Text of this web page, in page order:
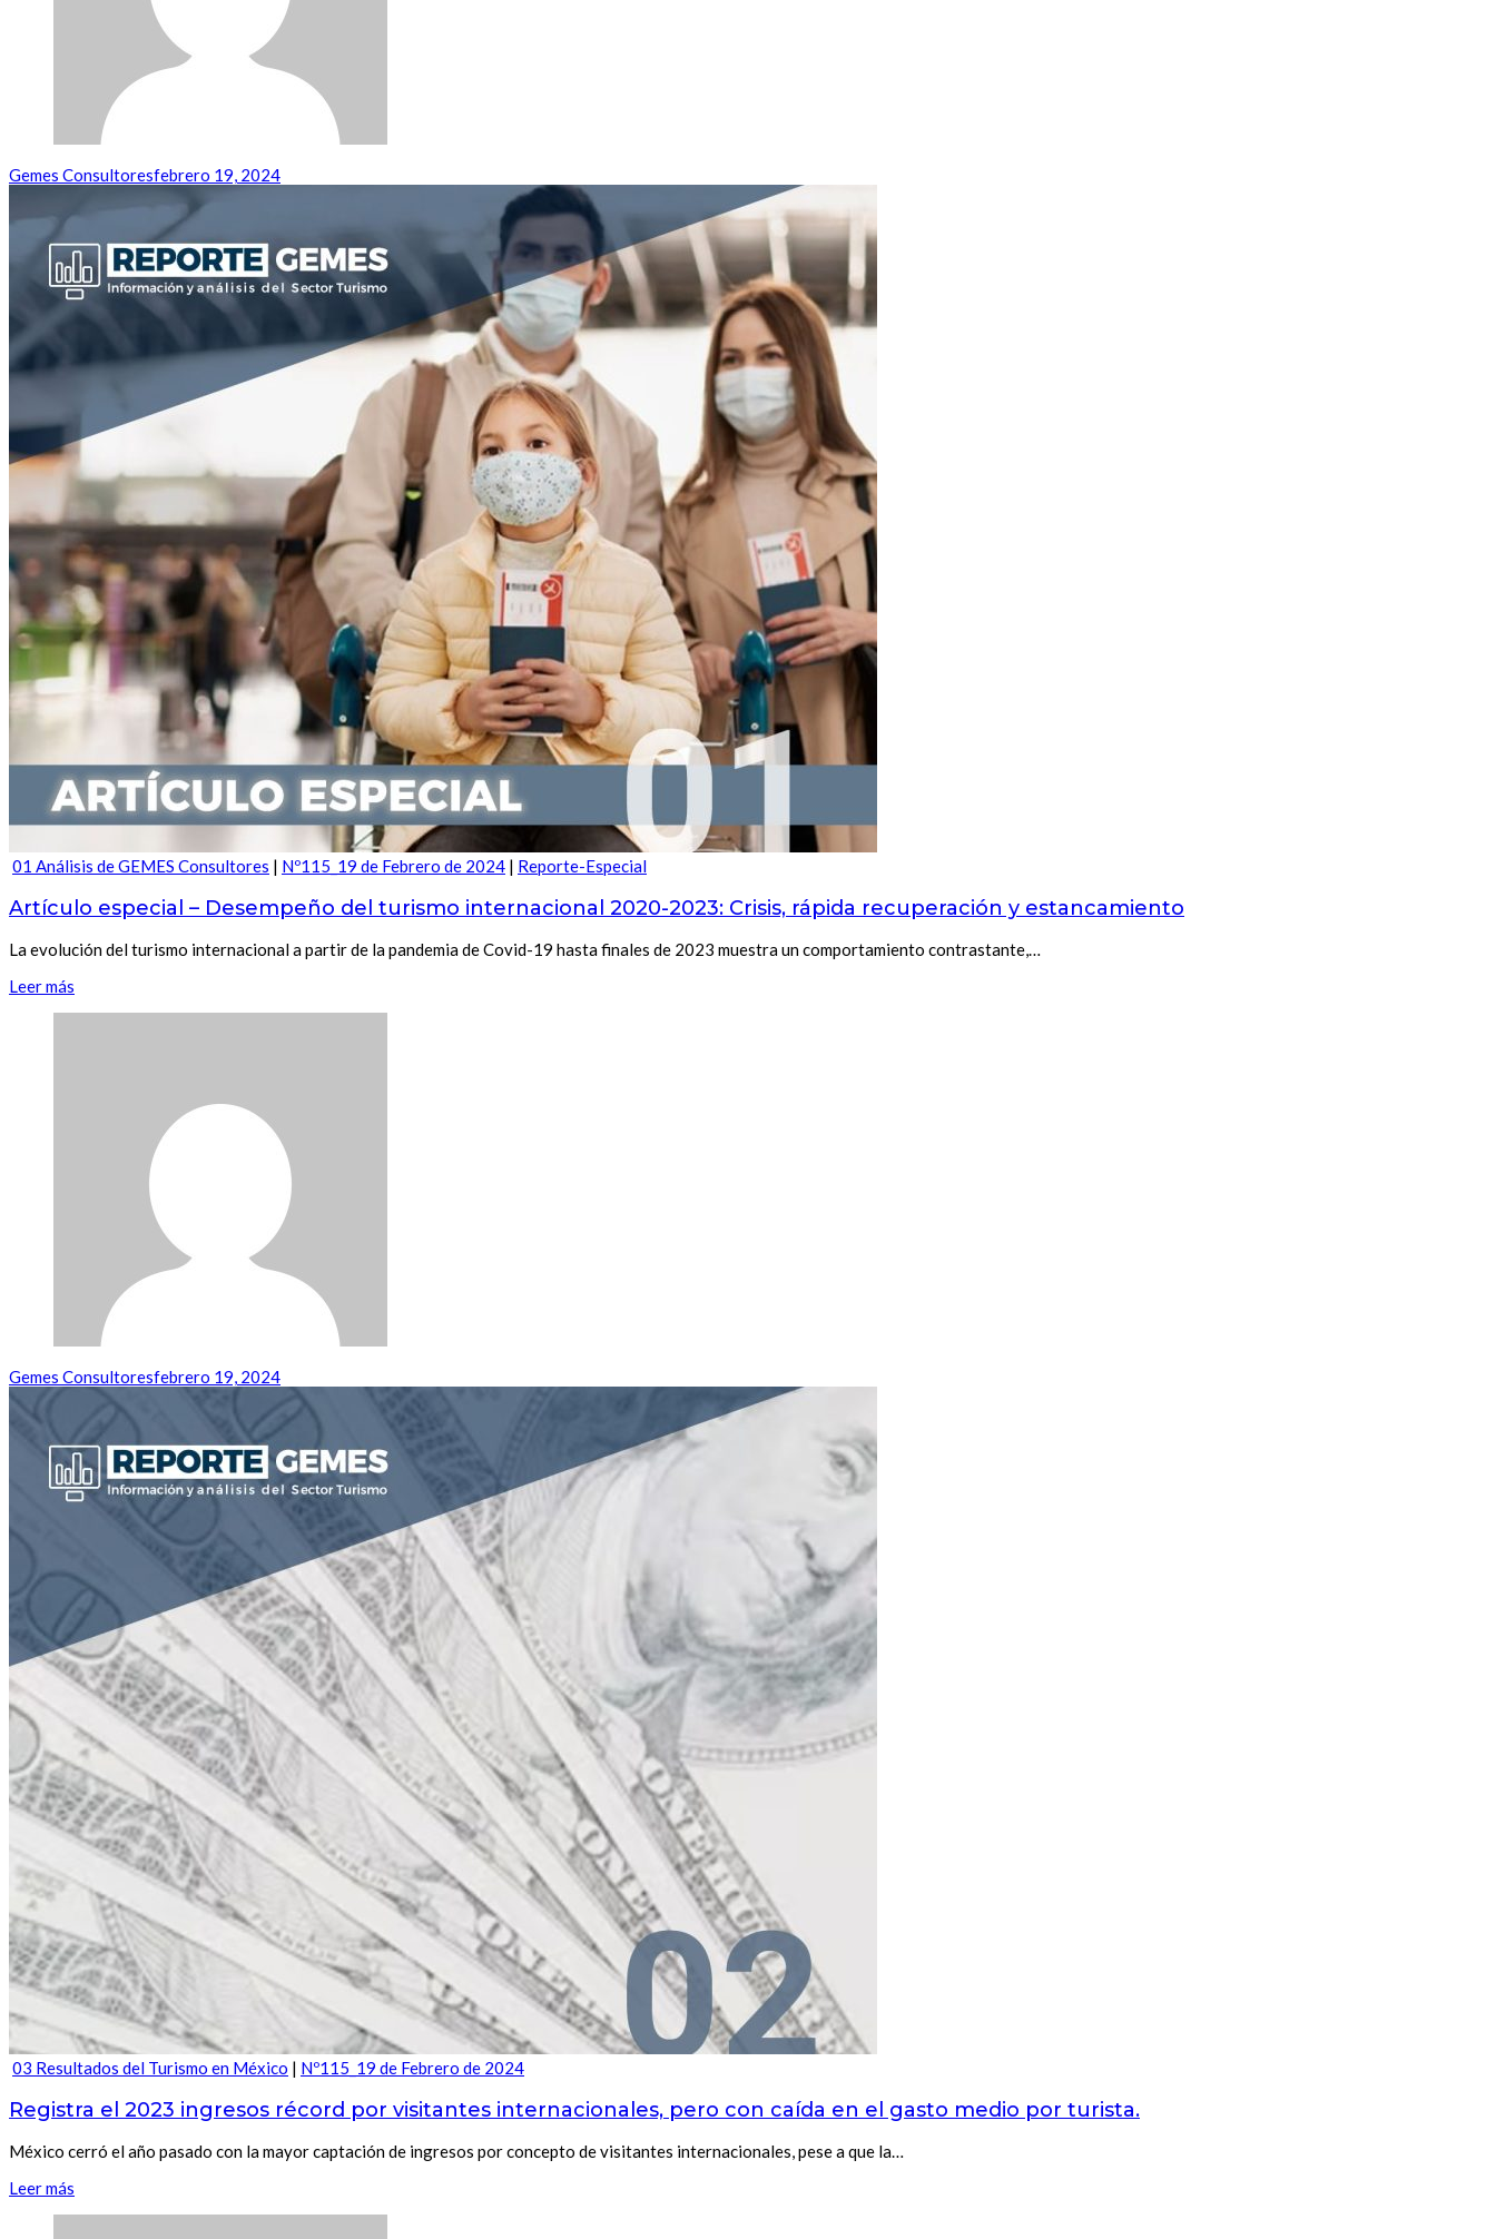
Gemes Consultoresfebrero 19, 2024
01 Análisis de GEMES Consultores | Nº115_19 de Febrero de 2024 | Reporte-Especial
Artículo especial – Desempeño del turismo internacional 2020-2023: Crisis, rápida recuperación y estancamiento
La evolución del turismo internacional a partir de la pandemia de Covid-19 hasta finales de 2023 muestra un comportamiento contrastante,…
Leer más
Gemes Consultoresfebrero 19, 2024
03 Resultados del Turismo en México | Nº115_19 de Febrero de 2024
Registra el 2023 ingresos récord por visitantes internacionales, pero con caída en el gasto medio por turista.
México cerró el año pasado con la mayor captación de ingresos por concepto de visitantes internacionales, pese a que la…
Leer más